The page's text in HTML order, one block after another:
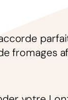
fromages